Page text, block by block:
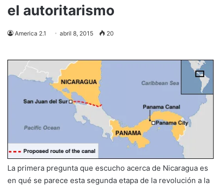
el autoritarismo
America 2.1 abril 8, 2015 20
La primera pregunta que escucho acerca de Nicaragua es
en qué se parece esta segunda etapa de la revolución a la